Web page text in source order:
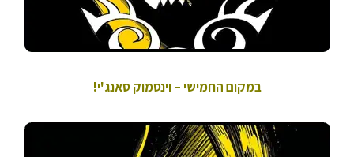
במקום החמישי – וינסמוק סאנג'י!